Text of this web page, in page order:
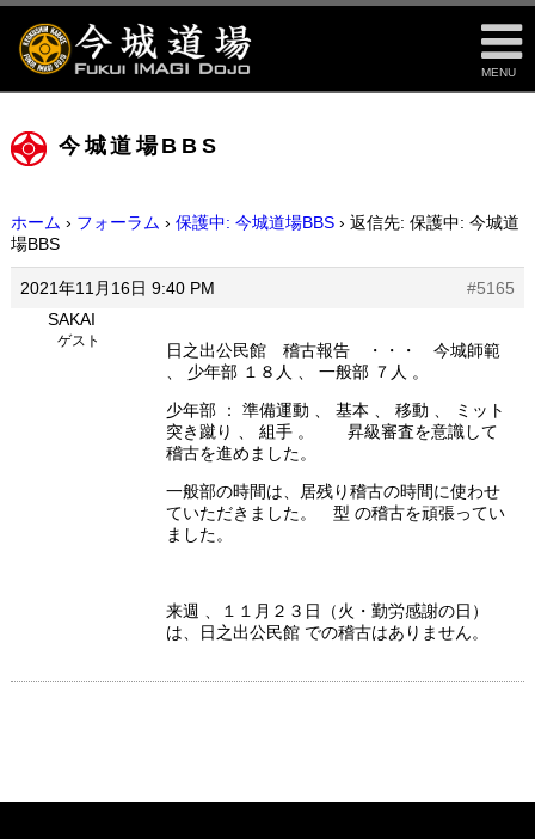
MENU
今城道場BBS
ホーム › フォーラム › 保護中: 今城道場BBS › 返信先: 保護中: 今城道
場BBS
2021年11月16日 9:40 PM
#5165
SAKAI
ゲスト
日之出公民館 稽古報告 ・・・ 今城師範
、 少年部 １８人 、 一般部 ７人 。
少年部 ： 準備運動 、 基本 、 移動 、 ミット
突き蹴り 、 組手 。 昇級審査を意識して
稽古を進めました。
一般部の時間は、居残り稽古の時間に使わせ
ていただきました。 型 の稽古を頑張ってい
ました。
来週 、１１月２３日（火・勤労感謝の日）
は、日之出公民館 での稽古はありません。